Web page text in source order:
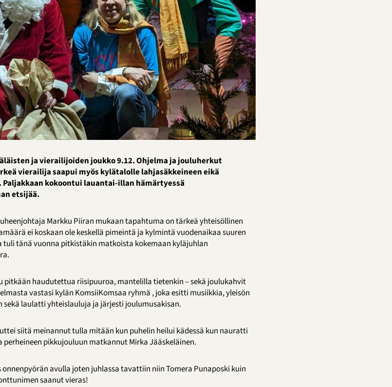
ja vierailijoiden joukko 9.12. Ohjelma ja jouluherkut
vierailija saapui myös kylätalolle lahjasäkkeineen eikä
kokoontui lauantai-illan hämärtyessä
etsijää.
Markku Piiran mukaan tapahtuma on tärkeä yhteisöllinen
ei koskaan ole keskellä pimeintä ja kylmintä vuodenaikaa suuren
tänä vuonna pitkistäkin matkoista kokemaan kyläjuhlan
pitkään haudutettua riisipuuroa, mantelilla tietenkin – sekä joulukahvit
vastasi kylän KomsiiKomsaa ryhmä , joka esitti musiikkia, yleisön
laulatti yhteislauluja ja järjesti joulumusakisan.
siitä meinannut tulla mitään kun puhelin heilui kädessä kun nauratti
pikkujouluun matkannut Mirka Jääskeläinen.
avulla joten juhlassa tavattiin niin Tomera Punaposki kuin
saanut vieras!